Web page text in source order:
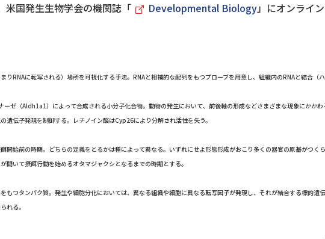
国発生生物学会の機関誌「
Developmental Biology」にオンライ
りRNAに転写される）場所を可視化する手法。RNAと相補的な配列をもつプローブを用意し、組織内のRNAと結合（
ゼ（Aldh1a1）によって合成される小分子化合物。動物の発生において、前後軸の形成などさまざまな現象にかか
遺伝子発現を制御する。レチノイン酸はCyp26により分解され活性を失う。
開始前の時期。どちらの定義をとるかは種によって異なる。いずれにせよ形態形成がおこり多くの器官の原基がつく
開いて摂餌行動を始めるオタマジャクシとなるまでの時期とする。
もつタンパク質。発生や細胞分化においては、異なる組織や細胞に異なる転写因子が発現し、それが結合する標的遺
れる。